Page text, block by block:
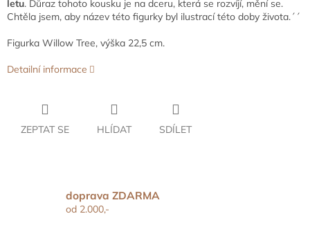
letu. Důraz tohoto kousku je na dceru, která se rozvíjí, mění se.
Chtěla jsem, aby název této figurky byl ilustrací této doby života.´´
Figurka Willow Tree, výška 22,5 cm.
Detailní informace
ZEPTAT SE HLÍDAT SDÍLET
doprava ZDARMA
od 2.000,-